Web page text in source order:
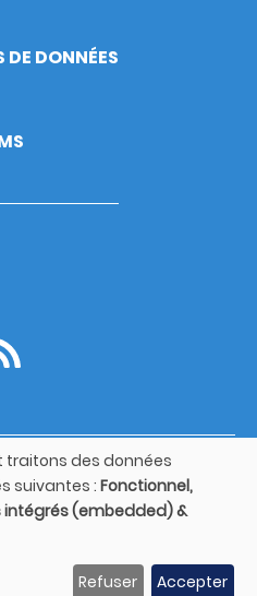
DE DONNÉES
2026
légales
traitons des données
suivantes : Fonctionnel,
intégrés (embedded) &
Refuser Accepter